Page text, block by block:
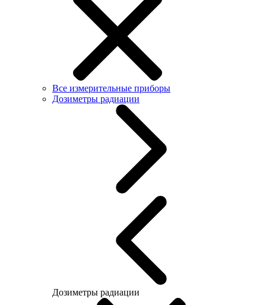
Все измерительные приборы
Дозиметры радиации
Дозиметры радиации